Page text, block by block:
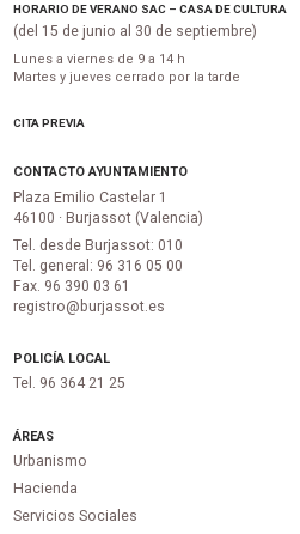
HORARIO DE VERANO SAC – CASA DE CULTURA
(del 15 de junio al 30 de septiembre)
Lunes a viernes de 9 a 14 h
Martes y jueves cerrado por la tarde
CITA PREVIA
CONTACTO AYUNTAMIENTO
Plaza Emilio Castelar 1
46100 · Burjassot (Valencia)
Tel. desde Burjassot: 010
Tel. general: 96 316 05 00
Fax. 96 390 03 61
registro@burjassot.es
POLICÍA LOCAL
Tel. 96 364 21 25
ÁREAS
Urbanismo
Hacienda
Servicios Sociales